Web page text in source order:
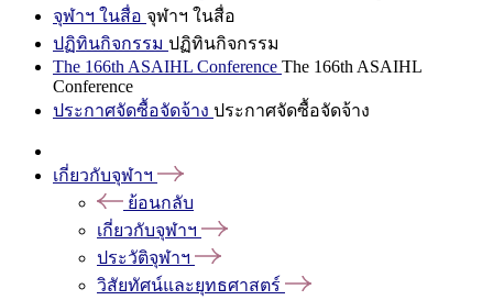
จุฬาฯ ในสื่อ จุฬาฯ ในสื่อ
ปฏิทินกิจกรรม ปฏิทินกิจกรรม
The 166th ASAIHL Conference The 166th ASAIHL
Conference
ประกาศจัดซื้อจัดจ้าง ประกาศจัดซื้อจัดจ้าง
เกี่ยวกับจุฬาฯ
ย้อนกลับ
เกี่ยวกับจุฬาฯ
ประวัติจุฬาฯ
วิสัยทัศน์และยุทธศาสตร์